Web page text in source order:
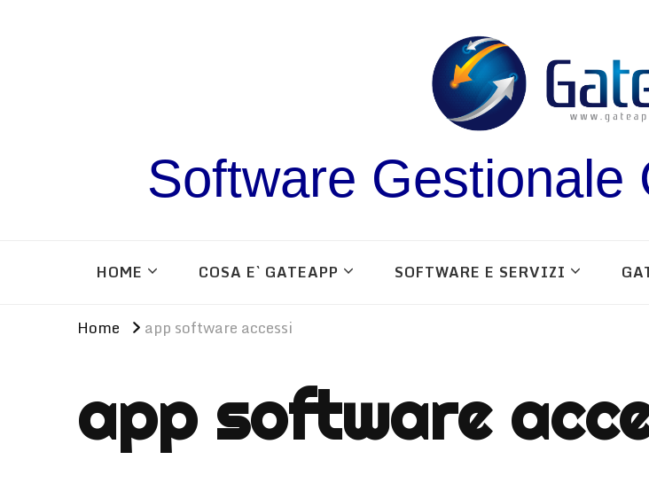
Software Gestionale
HOME COSA E` GATEAPP SOFTWARE E SERVIZI
Home app software accessi
app software